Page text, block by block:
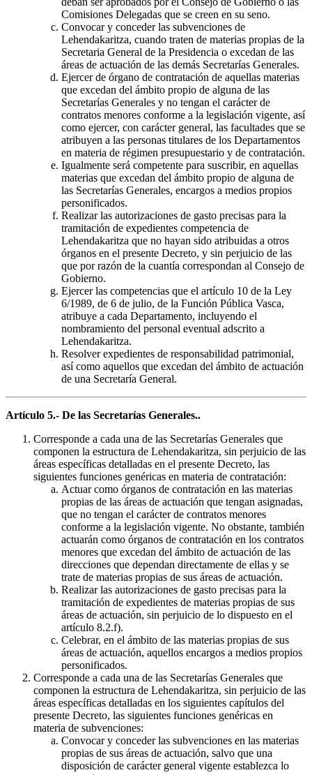
Comisiones Delegadas que se creen en su seno.
Convocar y conceder las subvenciones de
Lehendakaritza, cuando traten de materias propias de la
Secretaria General de la Presidencia o excedan de las
áreas de actuación de las demás Secretarías Generales.
Ejercer de órgano de contratación de aquellas materias
que excedan del ámbito propio de alguna de las
Secretarías Generales y no tengan el carácter de
contratos menores conforme a la legislación vigente, así
como ejercer, con carácter general, las facultades que se
atribuyen a las personas titulares de los Departamentos
en materia de régimen presupuestario y de contratación.
Igualmente será competente para suscribir, en aquellas
materias que excedan del ámbito propio de alguna de
las Secretarías Generales, encargos a medios propios
personificados.
Realizar las autorizaciones de gasto precisas para la
tramitación de expedientes competencia de
Lehendakaritza que no hayan sido atribuidas a otros
órganos en el presente Decreto, y sin perjuicio de las
que por razón de la cuantía correspondan al Consejo de
Gobierno.
Ejercer las competencias que el artículo 10 de la Ley
6/1989, de 6 de julio, de la Función Pública Vasca,
atribuye a cada Departamento, incluyendo el
nombramiento del personal eventual adscrito a
Lehendakaritza.
Resolver expedientes de responsabilidad patrimonial,
así como aquellos que excedan del ámbito de actuación
de una Secretaría General.
Artículo 5.- De las Secretarías Generales..
Corresponde a cada una de las Secretarías Generales que
componen la estructura de Lehendakaritza, sin perjuicio de las
áreas específicas detalladas en el presente Decreto, las
siguientes funciones genéricas en materia de contratación:
Actuar como órganos de contratación en las materias
propias de las áreas de actuación que tengan asignadas,
que no tengan el carácter de contratos menores
conforme a la legislación vigente. No obstante, también
actuarán como órganos de contratación en los contratos
menores que excedan del ámbito de actuación de las
direcciones que dependan directamente de ellas y se
trate de materias propias de sus áreas de actuación.
Realizar las autorizaciones de gasto precisas para la
tramitación de expedientes de materias propias de sus
áreas de actuación, sin perjuicio de lo dispuesto en el
artículo 8.2.f).
Celebrar, en el ámbito de las materias propias de sus
áreas de actuación, aquellos encargos a medios propios
personificados.
Corresponde a cada una de las Secretarías Generales que
componen la estructura de Lehendakaritza, sin perjuicio de las
áreas específicas detalladas en los siguientes capítulos del
presente Decreto, las siguientes funciones genéricas en
materia de subvenciones:
Convocar y conceder las subvenciones en las materias
propias de sus áreas de actuación, salvo que una
disposición de carácter general vigente establezca lo